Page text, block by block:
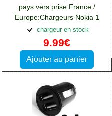
pays vers prise France /
Europe:Chargeurs Nokia 1
chargeur en stock
9.99€
Ajouter au panier